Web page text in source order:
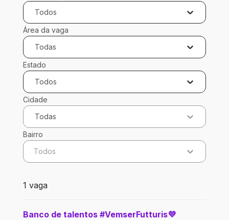
Todos
Área da vaga
Todas
Estado
Todos
Cidade
Todas
Bairro
Todos
1 vaga encontrada para 0 filtros aplicados
1 vaga
Banco de talentos #VemserFutturis💜